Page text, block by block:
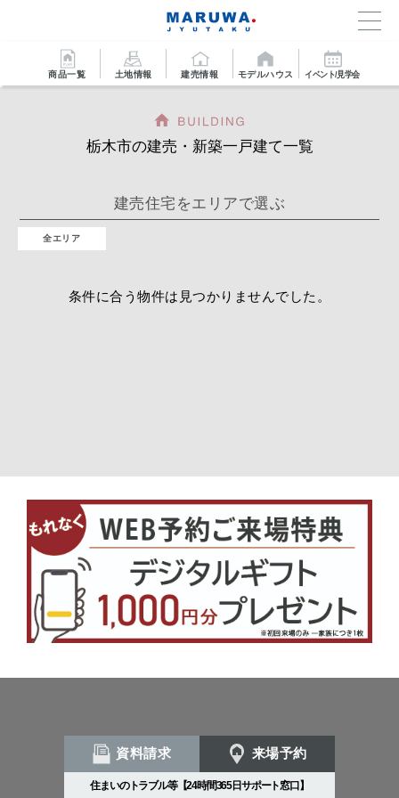
商品一覧 土地情報 建売情報 モデルハウス イベント/見学会
栃木市の建売・新築一戸建て一覧
建売住宅をエリアで選ぶ
全エリア
条件に合う物件は見つかりませんでした。
資料請求 来場予約
住まいのトラブル等【24時間365日サポート窓口】